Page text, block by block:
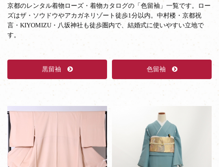
留
京都のレンタル着物ローズ・着物カタログの「色留袖」一覧です。ロー
ズはザ・ソウドウやアカガネリゾート徒歩1分以内。中村楼・京都祝
言・KIYOMIZU・八坂神社も徒歩圏内で、結婚式に使いやすい立地で
す。
黒留袖 色留袖